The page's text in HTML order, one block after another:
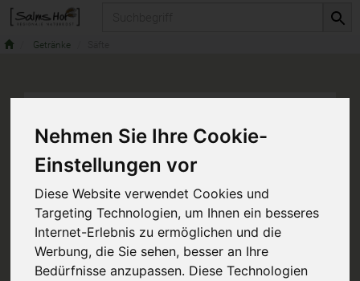
Nehmen Sie Ihre Cookie-
Einstellungen vor
Diese Website verwendet Cookies und
Targeting Technologien, um Ihnen ein besseres
Internet-Erlebnis zu ermöglichen und die
Werbung, die Sie sehen, besser an Ihre
Bedürfnisse anzupassen. Diese Technologien
Getränke